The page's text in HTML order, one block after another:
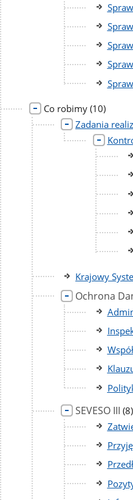
Co robimy liczba
podstron
(10)
Zadania
Krajowy
Ochrona
SEVESO III (8)